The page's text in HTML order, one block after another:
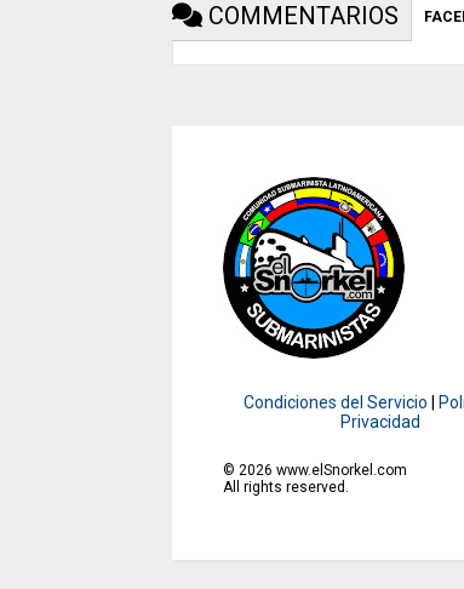
COMMENTARIOS
Condiciones del Servicio
Privacidad
©2026 www.elSnorkel.com
All rights reserved.